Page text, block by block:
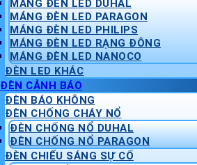
MÁNG ĐÈN LED DUHAL
MÁNG ĐÈN LED PARAGON
MÁNG ĐÈN LED PHILIPS
MÁNG ĐÈN LED RẠNG ĐÔNG
MÁNG ĐÈN LED NANOCO
ĐÈN LED KHÁC
ĐÈN CẢNH BÁO
ĐÈN BÁO KHÔNG
ĐÈN CHỐNG CHÁY NỔ
ĐÈN CHỐNG NỔ DUHAL
ĐÈN CHỐNG NỔ PARAGON
ĐÈN CHIẾU SÁNG SỰ CỐ